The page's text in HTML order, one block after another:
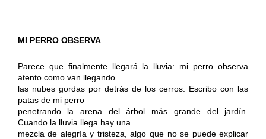
MI PERRO OBSERVA
Parece que finalmente llegará la lluvia: mi perro observa
atento como van llegando
las nubes gordas por detrás de los cerros. Escribo con las
patas de mi perro
penetrando la arena del árbol más grande del jardín.
Cuando la lluvia llega hay una
mezcla de alegría y tristeza, algo que no se puede explicar